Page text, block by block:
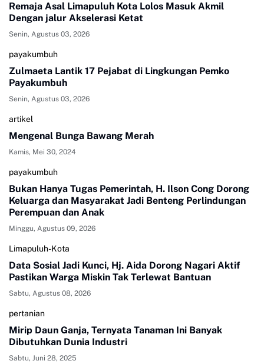
Remaja Asal Limapuluh Kota Lolos Masuk Akmil
Dengan jalur Akselerasi Ketat
Senin, Agustus 03, 2026
payakumbuh
Zulmaeta Lantik 17 Pejabat di Lingkungan Pemko
Payakumbuh
Senin, Agustus 03, 2026
artikel
Mengenal Bunga Bawang Merah
Kamis, Mei 30, 2024
payakumbuh
Bukan Hanya Tugas Pemerintah, H. Ilson Cong Dorong
Keluarga dan Masyarakat Jadi Benteng Perlindungan
Perempuan dan Anak
Minggu, Agustus 09, 2026
Limapuluh-Kota
Data Sosial Jadi Kunci, Hj. Aida Dorong Nagari Aktif
Pastikan Warga Miskin Tak Terlewat Bantuan
Sabtu, Agustus 08, 2026
pertanian
Mirip Daun Ganja, Ternyata Tanaman Ini Banyak
Dibutuhkan Dunia Industri
Sabtu, Juni 28, 2025